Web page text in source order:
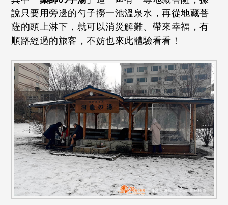
說只要用旁邊的勺子撈一池溫泉水，再從地藏菩
薩的頭上淋下，就可以消災解難、帶來幸福，有
順路經過的旅客，不妨也來此體驗看看！